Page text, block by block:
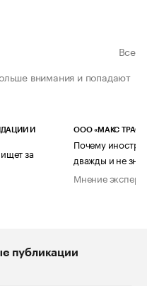
Все
внимания и попадают
И
за
ООО «МАКС ТРАСТ»
Почему
дважды и не
Мнение
публикации